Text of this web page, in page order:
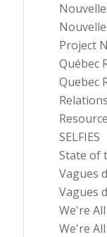
Project
Québec
Quebec
SELFIES
State of
Vagues
Vagues
We're
We're